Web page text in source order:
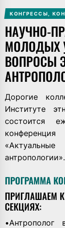
КОНГРЕССЫ,
НАУЧНО-
МОЛОДЫХ
ВОПРОСЫ
Дорогие
Институте
состоится
антропологии».
ПРОГРАММА
ПРИГЛАШАЕМ
СЕКЦИЯХ: